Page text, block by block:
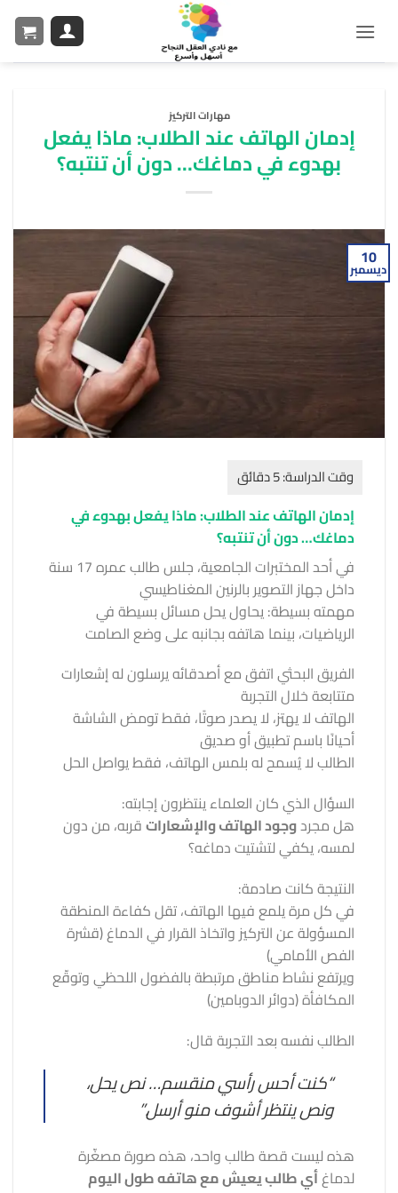
مهارات التركيز
إدمان الهاتف عند الطلاب: ماذا يفعل
بهدوء في دماغك… دون أن تنتبه؟
10
ديسمبر
إدمان الهاتف عند الطلاب: ماذا يفعل بهدوء في
دماغك… دون أن تنتبه؟
في أحد المختبرات الجامعية، جلس طالب عمره 17 سنة
داخل جهاز التصوير بالرنين المغناطيسي
مهمته بسيطة: يحاول يحل مسائل بسيطة في
الرياضيات، بينما هاتفه بجانبه على وضع الصامت
الفريق البحثي اتفق مع أصدقائه يرسلون له إشعارات
متتابعة خلال التجربة
الهاتف لا يهتز، لا يصدر صوتًا، فقط تومض الشاشة
أحيانًا باسم تطبيق أو صديق
الطالب لا يُسمح له بلمس الهاتف، فقط يواصل الحل
السؤال الذي كان العلماء ينتظرون إجابته:
هل مجردوجود الهاتف والإشعاراتقربه، من دون
لمسه، يكفي لتشتيت دماغه؟
النتيجة كانت صادمة:
في كل مرة يلمع فيها الهاتف، تقل كفاءة المنطقة
المسؤولة عن التركيز واتخاذ القرار في الدماغ (قشرة
الفص الأمامي)
ويرتفع نشاط مناطق مرتبطة بالفضول اللحظي وتوقّع
المكافأة (دوائر الدوبامين)
الطالب نفسه بعد التجربة قال:
“كنت أحس رأسي منقسم… نص يحل،
ونص ينتظر أشوف منو أرسل.”
هذه ليست قصة طالب واحد، هذه صورة مصغّرة
لدماغأي طالب يعيش مع هاتفه طول اليوم